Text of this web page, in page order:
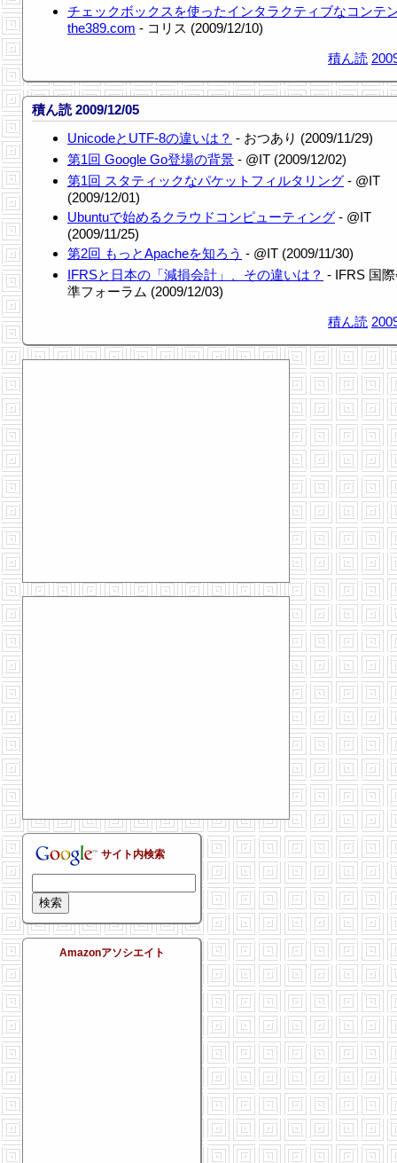
チェックボックスを使ったインタラクティブなコンテ
the389.com - コリス (2009/12/10)
積ん読
積ん読 2009/12/05
UnicodeとUTF-8の違いは？ - おつあり (2009/11/29)
第1回 Google Go登場の背景 - @IT (2009/12/02)
第1回 スタティックなパケットフィルタリング - @IT
(2009/12/01)
Ubuntuで始めるクラウドコンピューティング - @IT
(2009/11/25)
第2回 もっとApacheを知ろう - @IT (2009/11/30)
IFRSと日本の「減損会計」、その違いは？ - IFRS 国
準フォーラム (2009/12/03)
積ん読
サイト内検索
Amazonアソシエイト